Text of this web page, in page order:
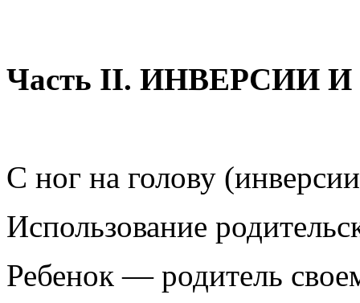
Часть II. ИНВЕРСИИ
С ног на голову
Использование
Ребенок — родитель